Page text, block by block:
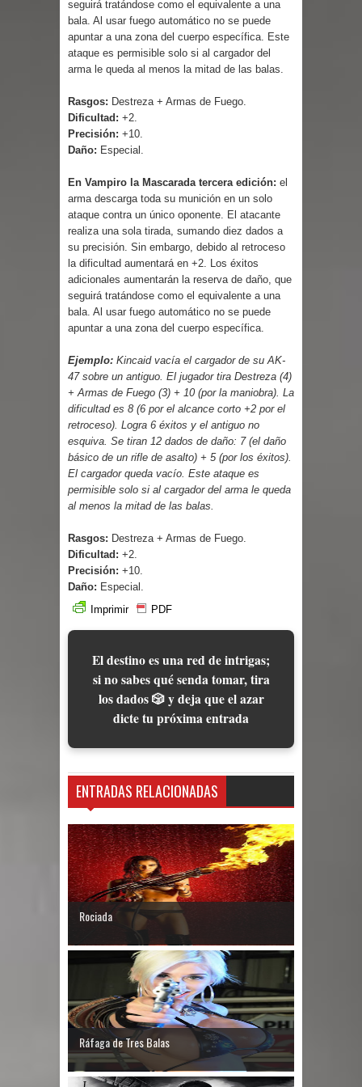
Cuentos
seguirá tratándose como el equivalente a una
bala. Al usar fuego automático no se puede
apuntar a una zona del cuerpo específica. Este
ataque es permisible solo si al cargador del
arma le queda al menos la mitad de las balas.
Rasgos: Destreza + Armas de Fuego.
Dificultad: +2.
Precisión: +10.
Daño: Especial.
En Vampiro la Mascarada tercera edición: el
arma descarga toda su munición en un solo
ataque contra un único oponente. El atacante
realiza una sola tirada, sumando diez dados a
su precisión. Sin embargo, debido al retroceso
la dificultad aumentará en +2. Los éxitos
adicionales aumentarán la reserva de daño, que
seguirá tratándose como el equivalente a una
bala. Al usar fuego automático no se puede
apuntar a una zona del cuerpo específica.
Ejemplo: Kincaid vacía el cargador de su AK-
47 sobre un antiguo. El jugador tira Destreza (4)
+ Armas de Fuego (3) + 10 (por la maniobra). La
dificultad es 8 (6 por el alcance corto +2 por el
retroceso). Logra 6 éxitos y el antiguo no
esquiva. Se tiran 12 dados de daño: 7 (el daño
básico de un rifle de asalto) + 5 (por los éxitos).
El cargador queda vacío. Este ataque es
permisible solo si al cargador del arma le queda
al menos la mitad de las balas.
Rasgos: Destreza + Armas de Fuego.
Dificultad: +2.
Precisión: +10.
Daño: Especial.
Imprimir
PDF
El destino es una red de intrigas;
si no sabes qué senda tomar, tira
los dados 🎲 y deja que el azar
dicte tu próxima entrada
ENTRADAS RELACIONADAS
Rociada
Ráfaga de Tres Balas